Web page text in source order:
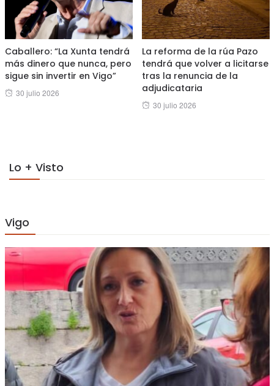
Caballero: “La Xunta tendrá
más dinero que nunca, pero
sigue sin invertir en Vigo”
Posted
30 julio 2026
La reforma de la rúa Pazo
tendrá que volver a licitarse
tras la renuncia de la
adjudicataria
Posted
30 julio 2026
Lo + Visto
Vigo